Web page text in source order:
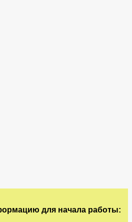
для начала работы: